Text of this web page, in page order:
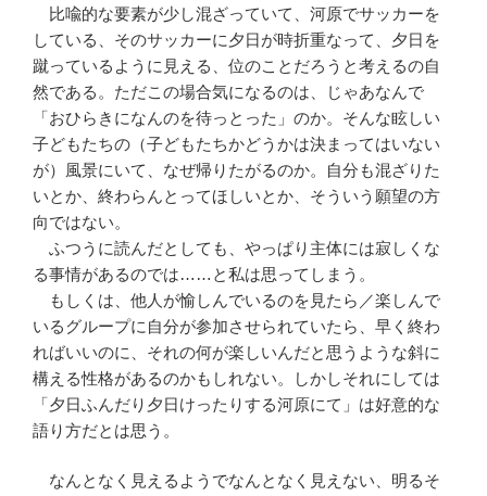
比喩的な要素が少し混ざっていて、河原でサッカーを
している、そのサッカーに夕日が時折重なって、夕日を
蹴っているように見える、位のことだろうと考えるの自
然である。ただこの場合気になるのは、じゃあなんで
「おひらきになんのを待っとった」のか。そんな眩しい
子どもたちの（子どもたちかどうかは決まってはいない
が）風景にいて、なぜ帰りたがるのか。自分も混ざりた
いとか、終わらんとってほしいとか、そういう願望の方
向ではない。
ふつうに読んだとしても、やっぱり主体には寂しくな
る事情があるのでは……と私は思ってしまう。
もしくは、他人が愉しんでいるのを見たら／楽しんで
いるグループに自分が参加させられていたら、早く終わ
ればいいのに、それの何が楽しいんだと思うような斜に
構える性格があるのかもしれない。しかしそれにしては
「夕日ふんだり夕日けったりする河原にて」は好意的な
語り方だとは思う。
なんとなく見えるようでなんとなく見えない、明るそ